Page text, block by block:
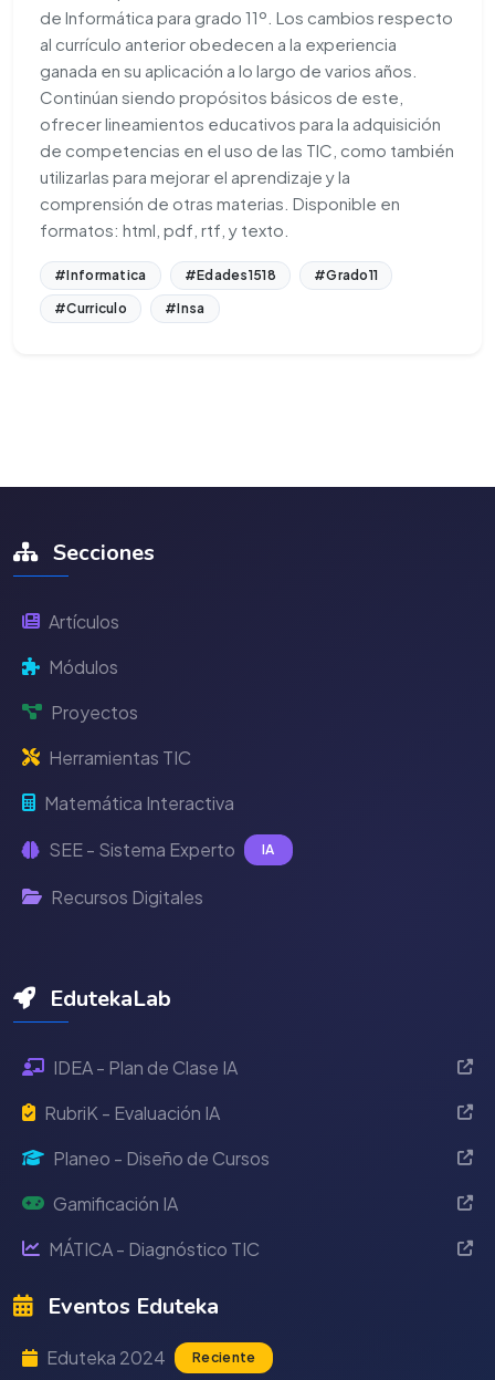
de Informática para grado 11º. Los cambios respecto
al currículo anterior obedecen a la experiencia
ganada en su aplicación a lo largo de varios años.
Continúan siendo propósitos básicos de este,
ofrecer lineamientos educativos para la adquisición
de competencias en el uso de las TIC, como también
utilizarlas para mejorar el aprendizaje y la
comprensión de otras materias. Disponible en
formatos: html, pdf, rtf, y texto.
#Informatica #Edades1518
#Grado11
#Curriculo
#Insa
Secciones
Artículos
Módulos
Proyectos
Herramientas TIC
Matemática Interactiva
SEE - Sistema Experto IA
Recursos Digitales
EdutekaLab
IDEA - Plan de Clase IA
RubriK - Evaluación IA
Planeo - Diseño de Cursos
Gamificación IA
MÁTICA - Diagnóstico TIC
Eventos Eduteka
Eduteka 2024 Reciente